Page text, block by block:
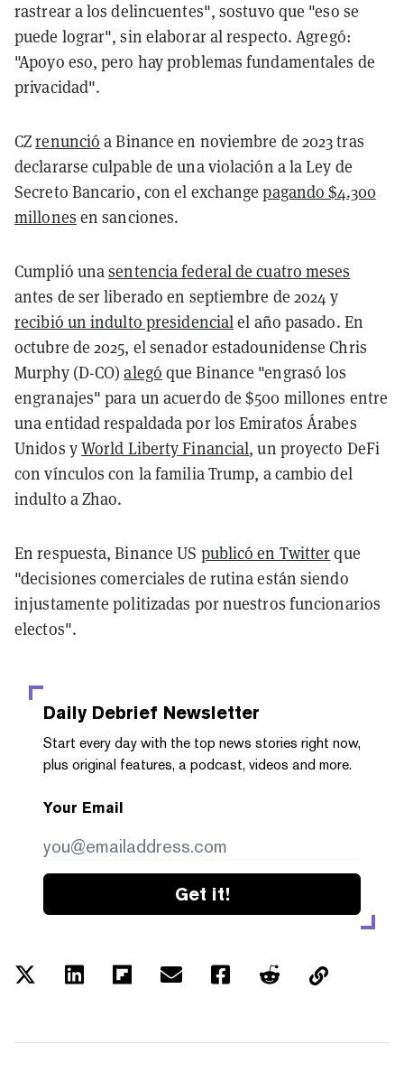
rastrear a los delincuentes", sostuvo que "eso se
puede lograr", sin elaborar al respecto. Agregó:
"Apoyo eso, pero hay problemas fundamentales de
privacidad".
CZrenunció a Binance en noviembre de 2023 tras
declararse culpable de una violación a la Ley de
Secreto Bancario, con el exchangepagando $4.300
millones en sanciones.
Cumplió unasentencia federal de cuatro meses
antes de ser liberado en septiembre de 2024 y
recibió un indulto presidencialel año pasado. En
octubre de 2025, el senador estadounidense Chris
Murphy (D-CO)alegó que Binance "engrasó los
engranajes" para un acuerdo de $500 millones entre
una entidad respaldada por los Emiratos Árabes
Unidos yWorld Liberty Financial, un proyecto DeFi
con vínculos con la familia Trump, a cambio del
indulto a Zhao.
En respuesta, Binance US publicó en Twitterque
"decisiones comerciales de rutina están siendo
injustamente politizadas por nuestros funcionarios
electos".
Daily Debrief Newsletter
Start every day with the top news stories right now,
plus original features, a podcast, videos and more.
Your Email
Get it!